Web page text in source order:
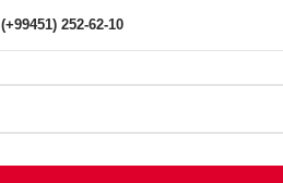
(+99451) 252-62-10